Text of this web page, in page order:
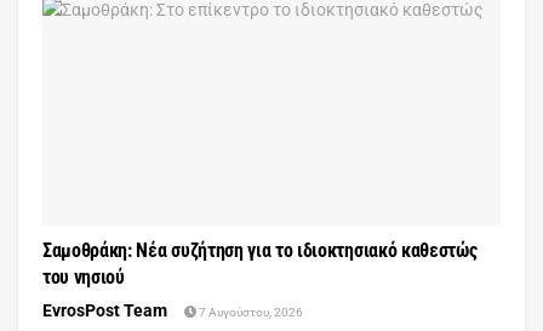
Σαμοθράκη: Νέα συζήτηση για το ιδιοκτησιακό καθεστώς
του νησιού
EvrosPost Team 7 Αυγούστου, 2026